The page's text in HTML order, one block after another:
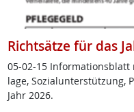
Richtsätze für das
05-02-15
la­ge, So­zial­un­ter­stüt­zung,
Jahr 2026.